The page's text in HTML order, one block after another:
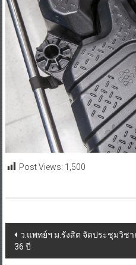
Post Views: 1,500
Post
navigation
ว.แพทย์ฯ ม.รังสิต จัดประชุมวิช
36 ปี